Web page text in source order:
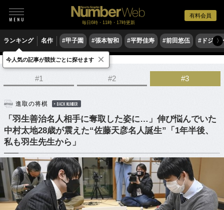
有料会員
毎日6時・11時・17時更新
ランキング 名作 #甲子園 #張本智和 #平野佳寿 #前田悠伍 #ドジャ
〉
ゲーム 将棋
#1 #2 #3
進取の将棋 BACK NUMBER
「羽生善治名人相手に奪取した姿に…」伸び悩んでいた
中村太地28歳が震えた“佐藤天彦名人誕生”「1年半後、
私も羽生先生から」
今人気の記事が競技ごとに探せます ×